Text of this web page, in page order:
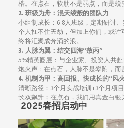
梏。在点石，软肋不是弱点，而是蜕
2. 班级为舟：混天绫般的团队力
小组制成长：6-8人班级，定期研讨
个人扛不住天劫，但加上你们，或许
终将汇聚成奔涌的浪。
3. 人脉为翼：结交四海“敖丙”
5%精英圈层：与企业家、投资人共
炮火声；在点石，人脉不是攀附，而
4. 机制为甲：高回报、快成长的“风
清晰路径：3个月实战培训+3个月项
长双飙升；在点石，我们用真金白银
2025春招启动中